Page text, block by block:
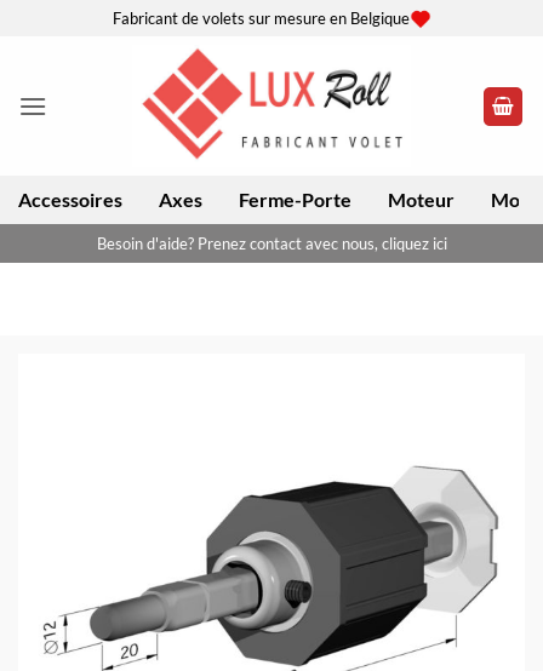
Fabricant de volets sur mesure en Belgique
Accessoires Axes Ferme-Porte Moteur
Besoin d'aide? Prenez contact avec nous, cliquez ici